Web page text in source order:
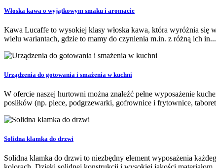
Włoska kawa o wyjątkowym smaku i aromacie
Kawa Lucaffe to wysokiej klasy włoska kawa, która wyróżnia się
wielu wariantach, gdzie to mamy do czynienia m.in. z różną ich in...
Urządzenia do gotowania i smażenia w kuchni
W ofercie naszej hurtowni można znaleźć pełne wyposażenie
posiłków (np. piece, podgrzewarki, gofrownice i frytownice,
Solidna klamka do drzwi
Solidna klamka do drzwi to niezbędny element wyposażenia